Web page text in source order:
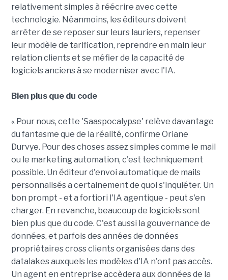
relativement simples à réécrire avec cette
technologie. Néanmoins, les éditeurs doivent
arrêter de se reposer sur leurs lauriers, repenser
leur modèle de tarification, reprendre en main leur
relation clients et se méfier de la capacité de
logiciels anciens à se moderniser avec l'IA.
Bien plus que du code
« Pour nous, cette 'Saaspocalypse' relève davantage
du fantasme que de la réalité, confirme Oriane
Durvye. Pour des choses assez simples comme le mail
ou le marketing automation, c'est techniquement
possible. Un éditeur d'envoi automatique de mails
personnalisés a certainement de quoi s'inquiéter. Un
bon prompt - et a fortiori l'IA agentique - peut s'en
charger. En revanche, beaucoup de logiciels sont
bien plus que du code. C'est aussi la gouvernance de
données, et parfois des années de données
propriétaires cross clients organisées dans des
datalakes auxquels les modèles d'IA n'ont pas accès.
Un agent en entreprise accèdera aux données de la